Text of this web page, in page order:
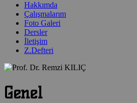
Hakkımda
Çalışmalarım
Foto Galeri
Dersler
İletişim
Z.Defteri
Genel